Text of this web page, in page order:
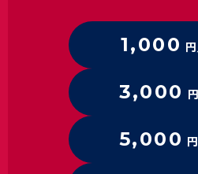
1,000
3,000
5,000